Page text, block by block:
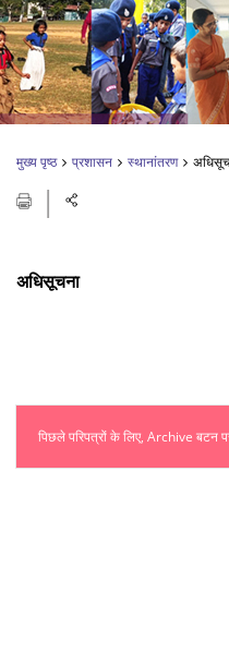
मुख्य पृष्ठ प्रशासन स्थानांतरण
अधिसूचना
पिछले परिपत्रों के लिए, Archive बटन